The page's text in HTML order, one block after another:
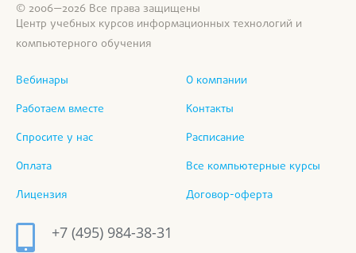
© 2006—2026 Все права защищены
Центр учебных курсов информационных технологий и
компьютерного обучения
Вебинары
Работаем вместе
Спросите у нас
Оплата
Лицензия
О компании
Контакты
Расписание
Все компьютерные курсы
Договор-оферта
+7 (495) 984-38-31